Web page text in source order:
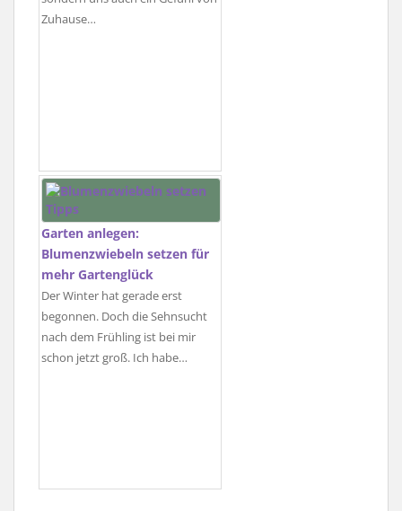
Zuhause…
Garten anlegen:
Blumenzwiebeln setzen für
mehr Gartenglück
Der Winter hat gerade erst
begonnen. Doch die Sehnsucht
nach dem Frühling ist bei mir
schon jetzt groß. Ich habe…